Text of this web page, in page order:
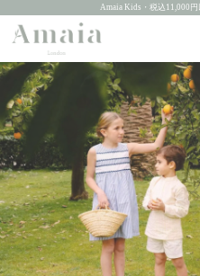
Amaia Kids・税込11,000